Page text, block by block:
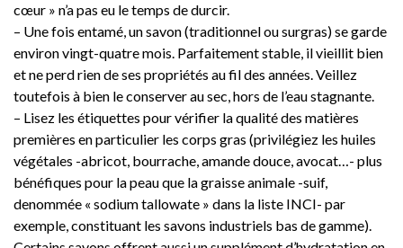
cœur » n’a pas eu le temps de durcir.
– Une fois entamé, un savon (traditionnel ou surgras) se garde
environ vingt-quatre mois. Parfaitement stable, il vieillit bien
et ne perd rien de ses propriétés au fil des années. Veillez
toutefois à bien le conserver au sec, hors de l’eau stagnante.
– Lisez les étiquettes pour vérifier la qualité des matières
premières en particulier les corps gras (privilégiez les huiles
végétales -abricot, bourrache, amande douce, avocat…- plus
bénéfiques pour la peau que la graisse animale -suif,
denommée « sodium tallowate » dans la liste INCI- par
exemple, constituant les savons industriels bas de gamme).